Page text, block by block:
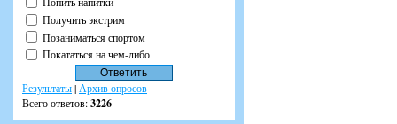
Получить экстрим
Позаниматься спортом
Покататься на чем-либо
Результаты| Архив опросов
Всего ответов:3226